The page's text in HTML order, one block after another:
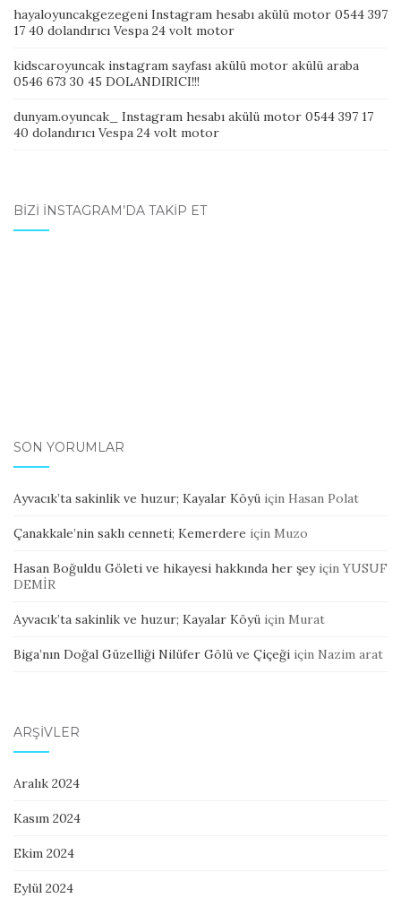
hayaloyuncakgezegeni Instagram hesabı akülü motor 0544 397
17 40 dolandırıcı Vespa 24 volt motor
kidscaroyuncak instagram sayfası akülü motor akülü araba
0546 673 30 45 DOLANDIRICI!!!
dunyam.oyuncak_ Instagram hesabı akülü motor 0544 397 17
40 dolandırıcı Vespa 24 volt motor
BIZI İNSTAGRAM’DA TAKIP ET
SON YORUMLAR
Ayvacık’ta sakinlik ve huzur; Kayalar Köyü için Hasan Polat
Çanakkale’nin saklı cenneti; Kemerdere için Muzo
Hasan Boğuldu Göleti ve hikayesi hakkında her şeyiçinYUSUF
DEMİR
Ayvacık’ta sakinlik ve huzur; Kayalar Köyü için Murat
Biga’nın Doğal Güzelliği Nilüfer Gölü ve Çiçeği için Nazim arat
ARŞIVLER
Aralık 2024
Kasım 2024
Ekim 2024
Eylül 2024